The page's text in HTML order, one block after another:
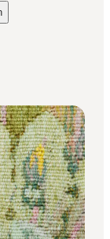
größten
größten See,